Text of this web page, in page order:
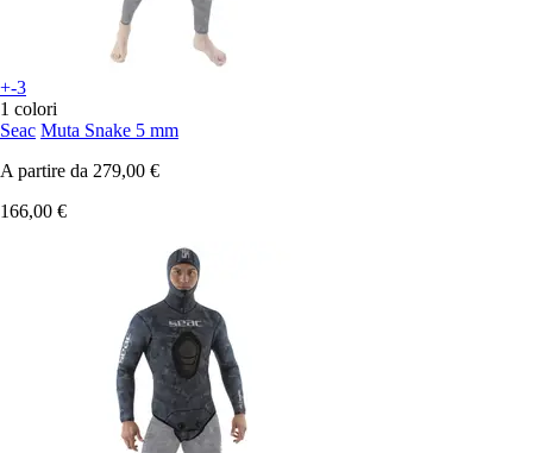
+-3
1 colori
Seac Muta Snake 5 mm
A partire da 279,00 €
166,00 €